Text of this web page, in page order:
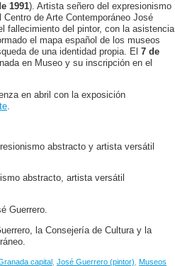
1991). Artista señero del expresionismo
de Arte Contemporáneo José
fallecimiento del pintor, con la asistencia
el mapa español de los museos
de una identidad propia. El 7 de
en Museo y su inscripción en el
en abril con la exposición
abstracto y artista versátil
abstracto, artista versátil
Guerrero.
la Consejería de Cultura y la
capital José Guerrero (pintor) Museos